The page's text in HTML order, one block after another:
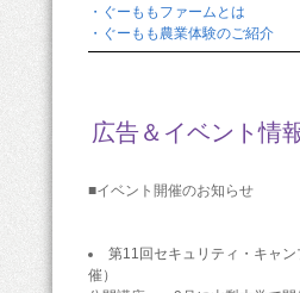
・ぐーももファームとは
・ぐーもも農業体験のご紹介
広告＆イベント情
■イベント開催のお知らせ
第11回セキュリティ・キャ
催）